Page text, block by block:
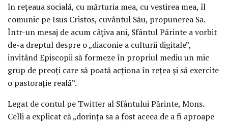
în reţeaua socială, cu mărturia mea, cu vestirea mea, îl
comunic pe Isus Cristos, cuvântul Său, propunerea Sa.
Într-un mesaj de acum câţiva ani, Sfântul Părinte a vorbit
de-a dreptul despre o „diaconie a culturii digitale”,
invitând Episcopii să formeze în propriul mediu un mic
grup de preoţi care să poată acţiona în reţea şi să exercite
o pastoraţie reală”.
Legat de contul pe Twitter al Sfântului Părinte, Mons.
Celli a explicat că „dorinţa sa a fost aceea de a fi aproape